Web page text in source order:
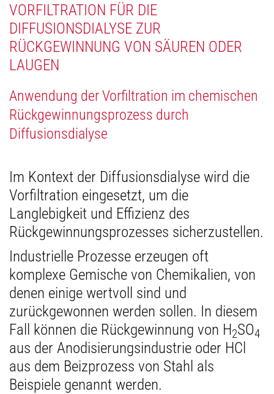
VORFILTRATION FÜR DIE
DIFFUSIONSDIALYSE ZUR
RÜCKGEWINNUNG VON SÄUREN ODER
LAUGEN
Anwendung der Vorfiltration im chemischen
Rückgewinnungsprozess durch
Diffusionsdialyse
Im Kontext der Diffusionsdialyse wird die
Vorfiltration eingesetzt, um die
Langlebigkeit und Effizienz des
Rückgewinnungsprozesses sicherzustellen.
Industrielle Prozesse erzeugen oft
komplexe Gemische von Chemikalien, von
denen einige wertvoll sind und
zurückgewonnen werden sollen. In diesem
Fall können die Rückgewinnung von H2SO4
aus der Anodisierungsindustrie oder HCl
aus dem Beizprozess von Stahl als
Beispiele genannt werden.